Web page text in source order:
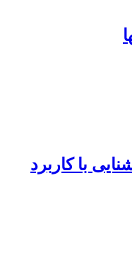
با کاربرد